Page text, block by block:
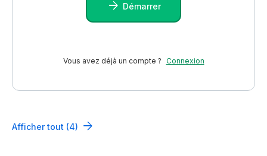
Démarrer
Vous avez déjà un compte ? Connexion
Afficher tout (4)